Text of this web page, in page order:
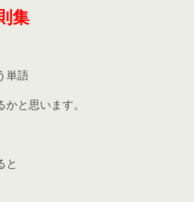
集
単語
と思います。
と